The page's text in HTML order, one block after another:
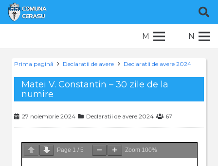
M N
Prima pagină Declaratii de avere Declaratii de avere 2024
Matei V. Constantin – 30 zile de la
numire
27 noiembrie 2024 Declaratii de avere 2024 67
Page 1 / 5 Zoom 100%